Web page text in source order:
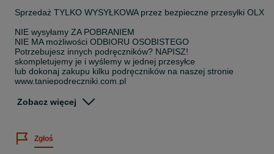
Sprzedaż TYLKO WYSYŁKOWA przez bezpieczne przesyłki OLX
NIE wysyłamy ZA POBRANIEM
NIE MA możliwości ODBIORU OSOBISTEGO
Potrzebujesz innych podręczników? NAPISZ!
skompletujemy je i wyślemy w jednej przesyłce
lub dokonaj zakupu kilku podręczników na naszej stronie
www.taniepodreczniki.com.pl
Nowe Oblicza Geografii 1 Edycja 2024 Podręcznik Podstawowy
Numer dopuszczenia: 1212/1/2024
Zobacz więcej
Zgłoś